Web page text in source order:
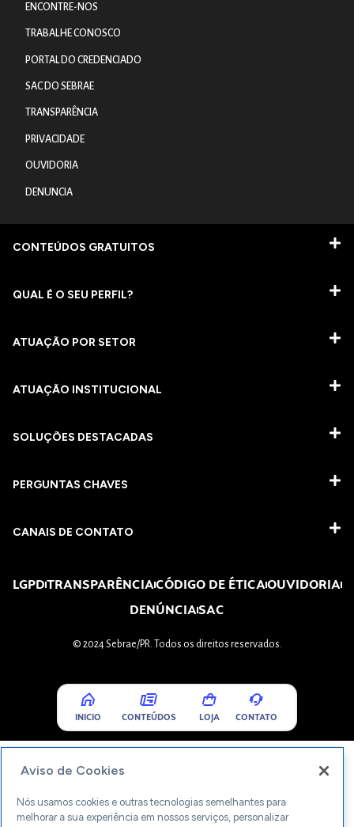
ENCONTRE-NOS
TRABALHE CONOSCO
PORTAL DO CREDENCIADO
SAC DO SEBRAE
TRANSPARÊNCIA
PRIVACIDADE
OUVIDORIA
DENUNCIA
CONTEÚDOS GRATUITOS
QUAL É O SEU PERFIL?
ATUAÇÃO POR SETOR
ATUAÇÃO INSTITUCIONAL
SOLUÇÕES DESTACADAS
PERGUNTAS CHAVES​
CANAIS DE CONTATO
LGPDTRANSPARÊNCIACÓDIGO DE ÉTICAOUVIDORIA
DENÚNCIASAC
© 2024 Sebrae/PR. Todos os direitos reservados.
INICIO CONTEÚDOS LOJA CONTATO
Aviso de Cookies
Nós usamos cookies e outras tecnologias semelhantes para
melhorar a sua experiência em nossos serviços, personalizar